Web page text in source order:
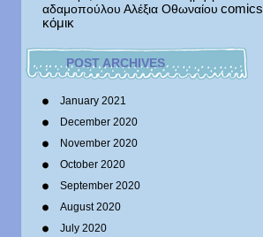
αδαμοπούλου Αλέξια Οθωναίου comics
κόμικ
POST ARCHIVES
January 2021
December 2020
November 2020
October 2020
September 2020
August 2020
July 2020